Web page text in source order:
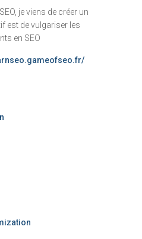
je viens de créer un
est de vulgariser les
en SEO